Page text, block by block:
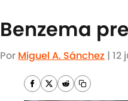
Benzema
Por Miguel A. Sánchez | 12